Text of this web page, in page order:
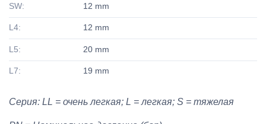
SW: 12 mm
L4: 12 mm
L5: 20 mm
L7: 19 mm
Серия: LL = очень легкая; L = легкая; S = тяжелая